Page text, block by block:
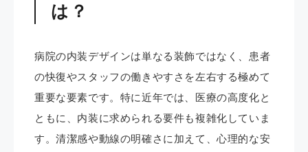
は？
病院の内装デザインは単なる装飾ではなく、患者
の快復やスタッフの働きやすさを左右する極めて
重要な要素です。特に近年では、医療の高度化と
ともに、内装に求められる要件も複雑化していま
す。清潔感や動線の明確さに加えて、心理的な安